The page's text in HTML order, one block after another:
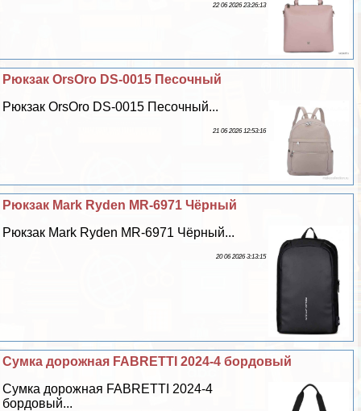
22 06 2026 23:26:13
Рюкзак OrsOro DS-0015 Песочный
Рюкзак OrsOro DS-0015 Песочный...
21 06 2026 12:53:16
Рюкзак Mark Ryden MR-6971 Чёрный
Рюкзак Mark Ryden MR-6971 Чёрный...
20 06 2026 3:13:15
Сумка дорожная FABRETTI 2024-4 бордовый
Сумка дорожная FABRETTI 2024-4
бордовый...